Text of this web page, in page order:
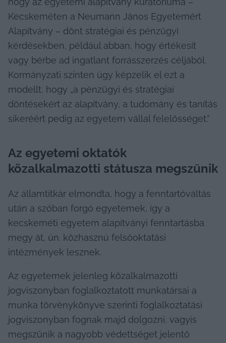
Kecskeméten a Neumann János Egyetemért
Alapítvány – dönt stratégiai és pénzügyi
kérdésekben, például abban, hogy értékesít
vagy bérbe ad ingatlant forrásszerzés céljából.
Kormányzati szinten úgy képzelik el ezt a
modellt, hogy „a pénzügyi és stratégiai
döntésekért az alapítvány, a tudomány és tanítás
sikeréért pedig az egyetem vállal felelősséget.”
Az egyetemi oktatók
Az államtitkár elmondta, hogy a fenntartóváltás
után a szóban forgó egyetemek, így a
kecskeméti egyetem alapítványi fenntartásba
megy át, ún. közhasznú felsőoktatási
intézmények lesznek.
Az egyetemek jelenleg közalkalmazotti
jogviszonyban foglalkoztatott munkatársai a
munka törvénykönyve szerinti foglalkoztatási
jogviszonyban fognak majd dolgozni, vagyis
megszűnik a nagyobb védettséget jelentő